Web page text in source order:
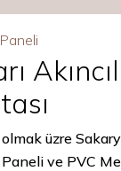
üzre
ve PVC